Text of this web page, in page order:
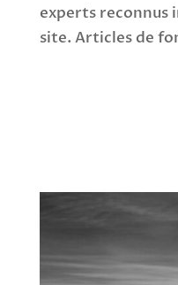
experts reconnus
site. Articles de